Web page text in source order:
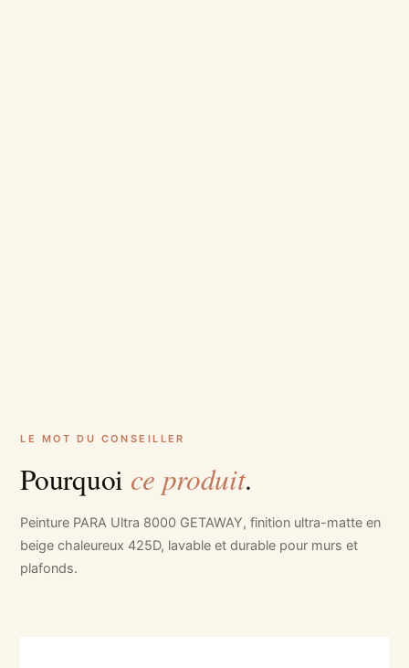
LE MOT DU CONSEILLER
Pourquoi ce produit.
Peinture PARA Ultra 8000 GETAWAY, finition ultra-matte en
beige chaleureux 425D, lavable et durable pour murs et
plafonds.